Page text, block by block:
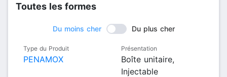
Toutes les formes
Du moins cher Du plus cher
Type du Produit
PENAMOX
Présentation
Boîte unitaire,
Injectable